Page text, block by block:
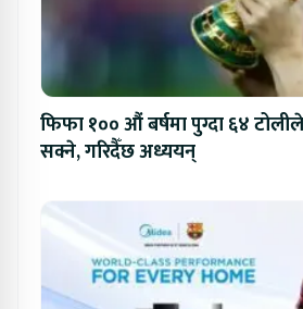
फिफा १०० औं बर्षमा पुग्दा ६४
सक्ने, गरिदैँछ अध्ययन्